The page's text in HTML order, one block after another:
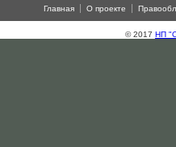
Главная О проекте
© 2017 НП